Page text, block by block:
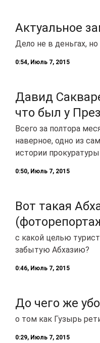
Актуальное
Дело не в деньгах,
0:54, Июль 7, 2015
Давид
что был у
Всего за полтора
наверное, одно из
истории
0:50, Июль 7, 2015
Вот такая
с какой целью
забытую Абхазию?
0:46, Июль 7, 2015
До чего же
о том как Гузырь
0:29, Июль 7, 2015